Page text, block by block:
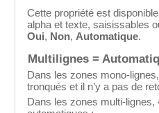
Cette propriété est
alpha et texte, saisissables
Oui, Non, Automatique.
Multilignes =
Dans les zones mono-
tronqués et il n’y a pas de
Dans les zones multi-